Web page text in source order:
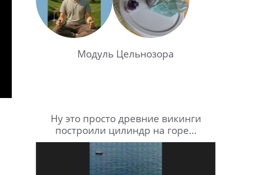
Модуль Цельнозора
Ну это просто древние викинги
построили цилиндр на горе...